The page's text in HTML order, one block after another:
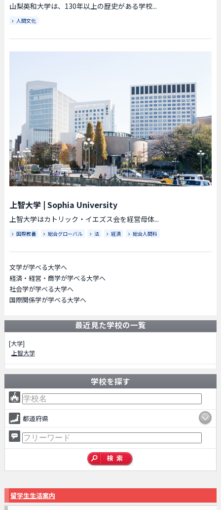
山梨英和大学は、130年以上の歴史がある学校...
人間文化
上智大学| Sophia University
上智大学はカトリック・イエズス会を経営母体...
国際教養 総合グローバル 法 経済 総合人間科
文学が学べる大学へ
経済・経営・商学が学べる大学へ
社会学が学べる大学へ
国際関係学が学べる大学へ
最近見た学校の一覧
[大学]
上智大学
学校を探す
都道府県
留学生生活案内